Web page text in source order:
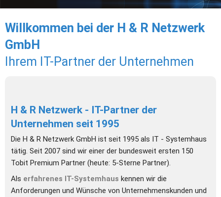
Willkommen bei der H & R Netzwerk
GmbH
Ihrem IT-Partner der Unternehmen
H & R Netzwerk - IT-Partner der
Unternehmen seit 1995
Die H & R Netzwerk GmbH ist seit 1995 als IT - Systemhaus
tätig. Seit 2007 sind wir einer der bundesweit ersten 150
Tobit Premium Partner (heute: 5-Sterne Partner).
Als erfahrenes IT-Systemhaus kennen wir die
Anforderungen und Wünsche von Unternehmenskunden und